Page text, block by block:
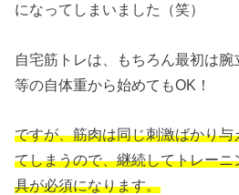
になってしまいました（笑）
自宅筋トレは、もちろん最初は腕
等の自体重から始めてもOK！
ですが、筋肉は同じ刺激ばかり
てしまうので、継続してトレー
具が必須になります。